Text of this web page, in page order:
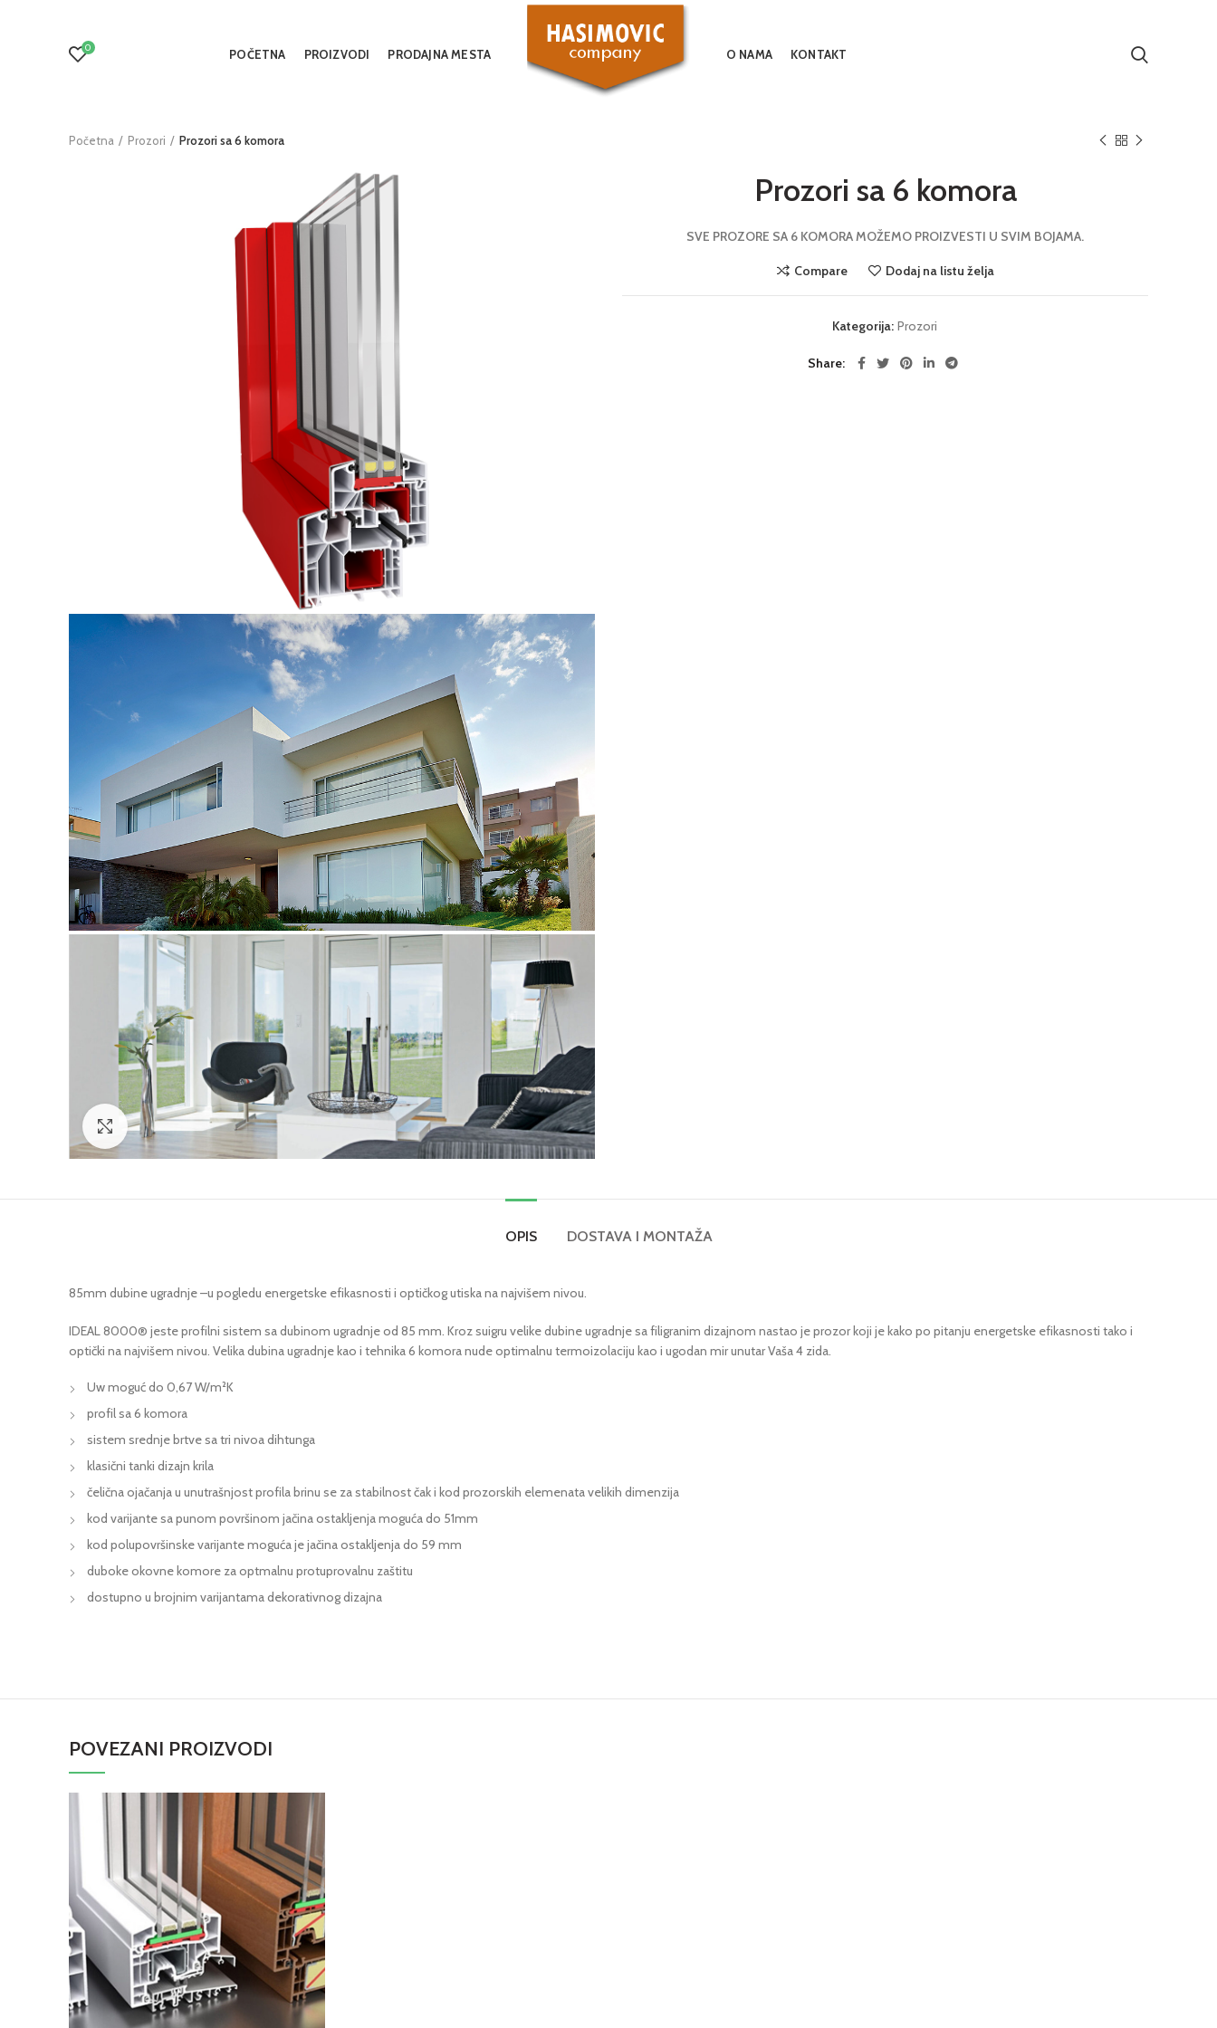
0 POČETNA PROIZVODI PRODAJNA MESTA O NAMA KONTAKT
Početna Prozori Prozori sa 6 komora
Click to enlarge
Prozori sa 6 komora
SVE PROZORE SA 6 KOMORA MOŽEMO PROIZVESTI U SVIM BOJAMA.
Compare Dodaj na listu želja
Kategorija: Prozori
Share
OPIS DOSTAVA I MONTAŽA
85mm dubine ugradnje –u pogledu energetske efikasnosti i optičkog utiska na najvišem nivou.
IDEAL 8000® jeste profilni sistem sa dubinom ugradnje od 85 mm. Kroz suigru velike dubine ugradnje sa filigranim dizajnom nastao je prozor koji je kako po pitanju energetske efikasnosti tako i
optički na najvišem nivou. Velika dubina ugradnje kao i tehnika 6 komora nude optimalnu termoizolaciju kao i ugodan mir unutar Vaša 4 zida.
Uw moguć do 0,67 W/m²K
profil sa 6 komora
sistem srednje brtve sa tri nivoa dihtunga
klasični tanki dizajn krila
čelična ojačanja u unutrašnjost profila brinu se za stabilnost čak i kod prozorskih elemenata velikih dimenzija
kod varijante sa punom površinom jačina ostakljenja moguća do 51mm
kod polupovršinske varijante moguća je jačina ostakljenja do 59 mm
duboke okovne komore za optmalnu protuprovalnu zaštitu
dostupno u brojnim varijantama dekorativnog dizajna
POVEZANI PROIZVODI